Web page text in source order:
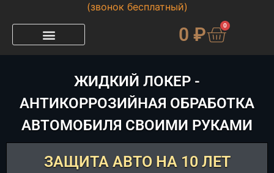
(звонок бесплатный)
0 ₽ 0
ЖИДКИЙ ЛОКЕР -
АНТИКОРРОЗИЙНАЯ ОБРАБОТКА
АВТОМОБИЛЯ СВОИМИ РУКАМИ
ЗАЩИТА АВТО НА 10 ЛЕТ